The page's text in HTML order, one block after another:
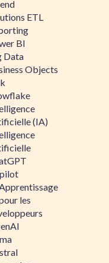
ETL
BI
Data
Objects
(IA)
les